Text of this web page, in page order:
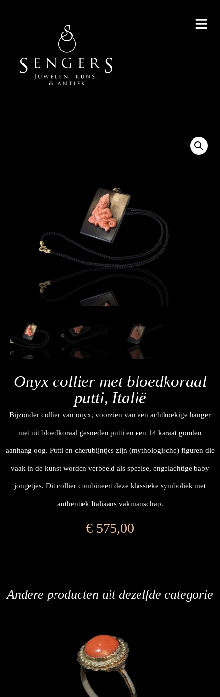
Onyx collier met bloedkoraal
putti, Italië
Bijzonder collier van onyx, voorzien van een achthoekige hanger
met uit bloedkoraal gesneden putti en een 14 karaat gouden
aanhang oog. Putti en cherubijntjes zijn (mythologische) figuren die
vaak in de kunst worden verbeeld als speelse, engelachtige baby
jongetjes. Dit collier combineert deze klassieke symboliek met
authentiek Italiaans vakmanschap.
€ 575,00
Andere producten uit dezelfde categorie